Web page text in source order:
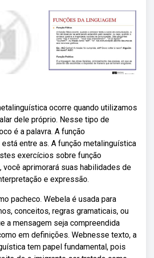
ocorre quando utilizamos
dele próprio. Nesse tipo de
é a palavra. A função
entre as. A função metalinguística
exercícios sobre função
você aprimorará suas habilidades de
e expressão.
pacheco. Webela é usada para
conceitos, regras gramaticais, ou
a mensagem seja compreendida
em definições. Webnesse texto, a
tem papel fundamental, pois